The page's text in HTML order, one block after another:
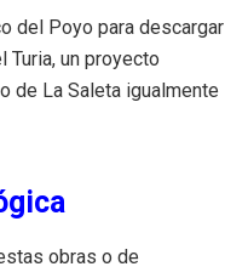
del Poyo para descargar
Turia, un proyecto
de La Saleta igualmente
obras o de